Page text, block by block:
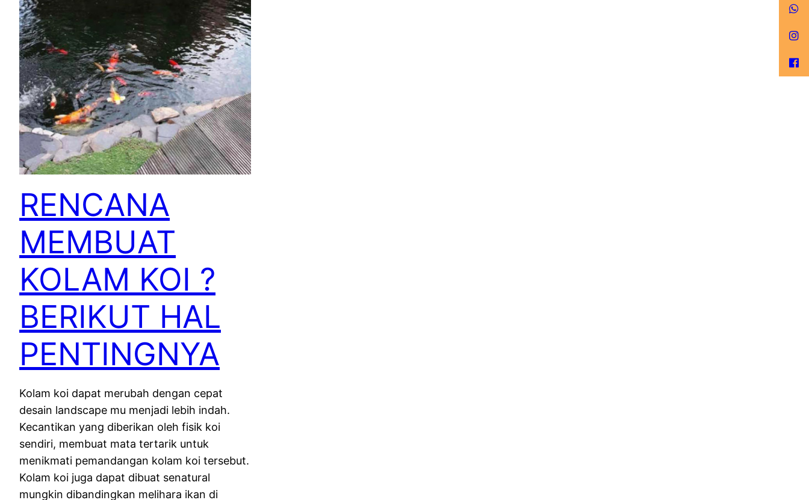
RENCANA
MEMBUAT
KOLAM KOI ?
BERIKUT HAL
PENTINGNYA
Kolam koi dapat merubah dengan cepat
desain landscape mu menjadi lebih indah.
Kecantikan yang diberikan oleh fisik koi
sendiri, membuat mata tertarik untuk
menikmati pemandangan kolam koi tersebut.
Kolam koi juga dapat dibuat senatural
mungkin dibandingkan melihara ikan di